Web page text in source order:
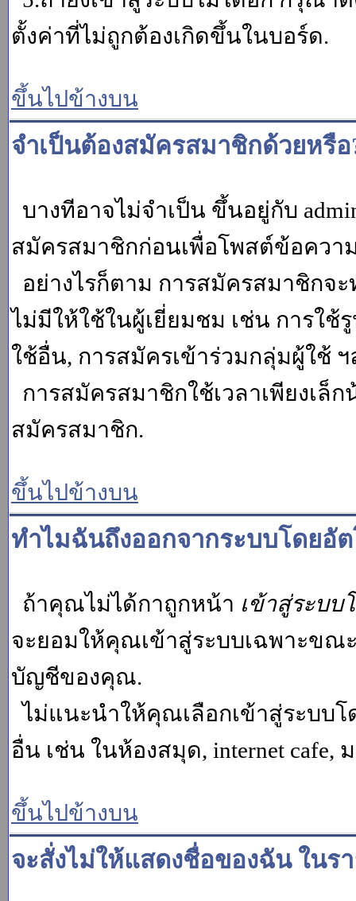
ตั้งค่าที่ไม่ถูกต้องเกิดขึ้นในบอร์ด.
ขึ้นไปข้างบน
จำเป็นต้องสมัครสมาชิกด้วยหรือ
บางทีอาจไม่จำเป็น ขึ้นอยู่กับ
สมัครสมาชิกก่อนเพื่อโพสต์ข้อควา
อย่างไรก็ตาม การสมัครสมาชิก
ไม่มีให้ใช้ในผู้เยี่ยมชม เช่น การใช้
ใช้อื่น, การสมัครเข้าร่วมกลุ่มผู้ใช้ ฯ
การสมัครสมาชิกใช้เวลาเพียงเ
สมัครสมาชิก.
ขึ้นไปข้างบน
ทำไมฉันถึงออกจากระบบโดยอั
ถ้าคุณไม่ได้กาถูกหน้า เข้าสู่ระบ
จะยอมให้คุณเข้าสู่ระบบเฉพาะขณ
บัญชีของคุณ.
ไม่แนะนำให้คุณเลือกเข้าสู่ระบบ
อื่น เช่น ในห้องสมุด, internet cafe,
ขึ้นไปข้างบน
จะสั่งไม่ให้แสดงชื่อของฉัน ในร